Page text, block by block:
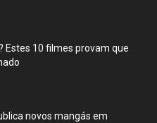
Estes 10 filmes provam que
novos mangás em